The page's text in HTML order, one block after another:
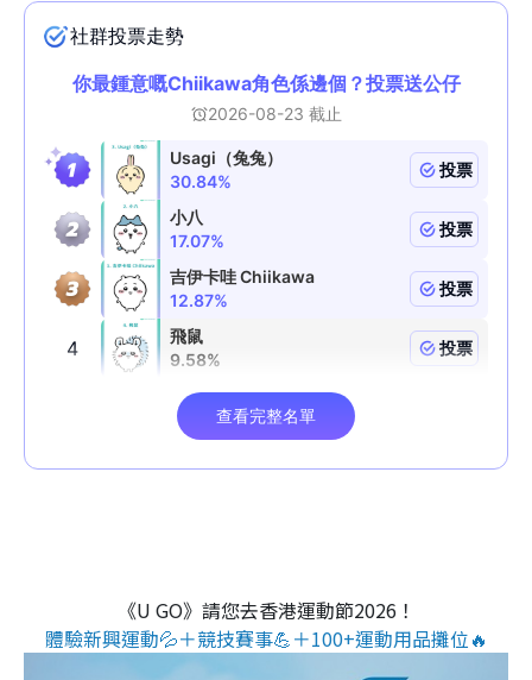
《U GO》請您去香港運動節2026！
體驗新興運動💦＋競技賽事💪＋100+運動用品攤位🔥